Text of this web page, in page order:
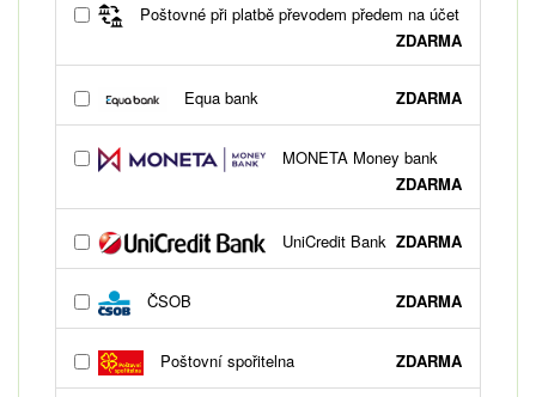
Poštovné při platbě převodem předem na účet
ZDARMA
Equa bank ZDARMA
MONETA Money bank
ZDARMA
UniCredit Bank ZDARMA
ČSOB ZDARMA
Poštovní spořitelna ZDARMA